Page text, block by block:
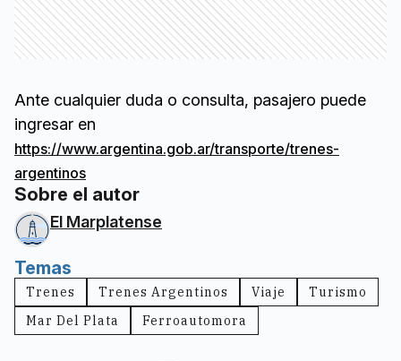
Ante cualquier duda o consulta, pasajero puede
ingresar en
https://www.argentina.gob.ar/transporte/trenes-
argentinos
Sobre el autor
El Marplatense
Temas
Trenes Trenes Argentinos Viaje
Turismo
Mar Del Plata
Ferroautomora